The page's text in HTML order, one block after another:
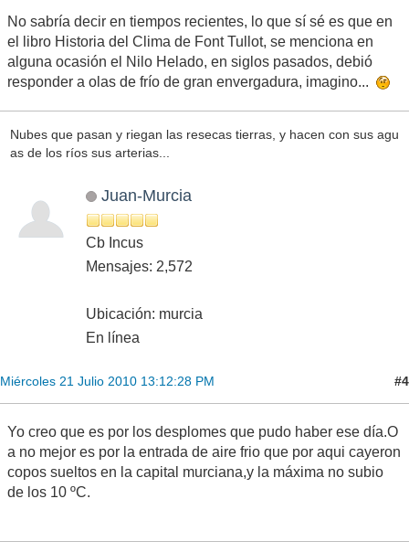
No sabría decir en tiempos recientes, lo que sí sé es que en
el libro Historia del Clima de Font Tullot, se menciona en
alguna ocasión el Nilo Helado, en siglos pasados, debió
responder a olas de frío de gran envergadura, imagino...
Nubes que pasan y riegan las resecas tierras, y hacen con sus agu
as de los ríos sus arterias...
Juan-Murcia
Cb Incus
Mensajes: 2,572
Ubicación: murcia
En línea
Miércoles 21 Julio 2010 13:12:28 PM #4
Yo creo que es por los desplomes que pudo haber ese día.O
a no mejor es por la entrada de aire frio que por aqui cayeron
copos sueltos en la capital murciana,y la máxima no subio
de los 10 ºC.